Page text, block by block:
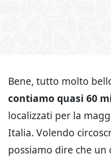
Bene, tutto molto
contiamo quasi 60
localizzati per la
Italia. Volendo
possiamo dire che un